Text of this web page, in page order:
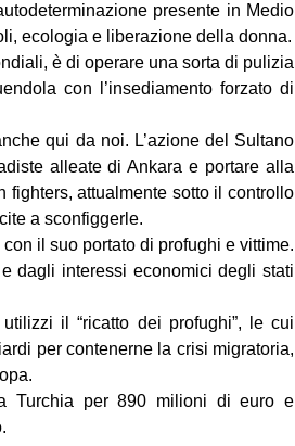
presente in Medio
ecologia e liberazione della donna.
è di operare una sorta di pulizia
con l’insediamento forzato di
qui da noi. L’azione del Sultano
alleate di Ankara e portare alla
fighters, attualmente sotto il controllo
a sconfiggerle.
il suo portato di profughi e vittime.
dagli interessi economici degli stati
il “ricatto dei profughi”, le cui
per contenerne la crisi migratoria,
Turchia per 890 milioni di euro e